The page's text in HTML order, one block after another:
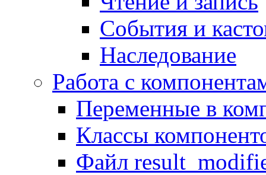
События и
Наследование
Работа с
Переменные в
Классы
Файл